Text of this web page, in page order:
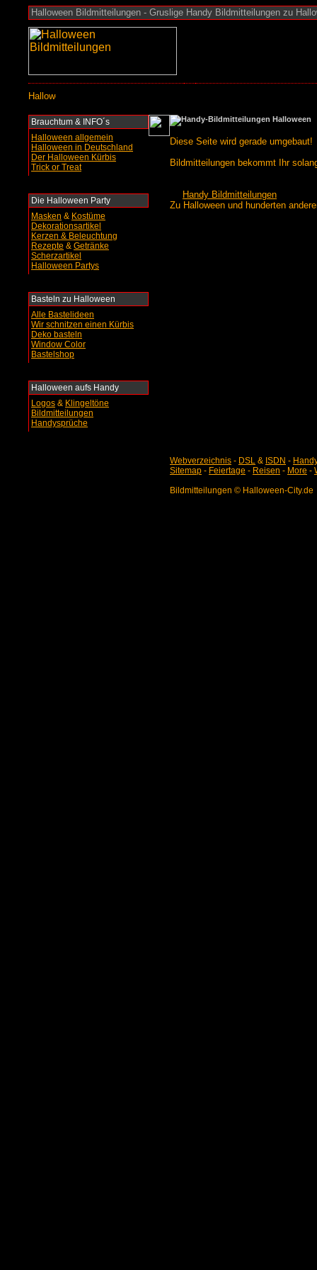
Halloween Bildmitteilungen - Gruslige Handy Bildmitteilungen zu
Brauchtum & INFO´s
Halloween allgemein
Halloween in Deutschland
Der Halloween Kürbis
Trick or Treat
Die Halloween Party
Masken & Kostüme
Dekorationsartikel
Kerzen & Beleuchtung
Rezepte & Getränke
Scherzartikel
Halloween Partys
Basteln zu Halloween
Alle Bastelideen
Wir schnitzen einen Kürbis
Deko basteln
Window Color
Bastelshop
Halloween aufs Handy
Logos & Klingeltöne
Bildmitteilungen
Handysprüche
Diese Seite wird gerade umgebaut!
Bildmitteilungen bekommt Ihr
Handy Bildmitteilungen
Zu Halloween und hunderten
Webverzeichnis - DSL & ISDN -
Sitemap - Feiertage - Reisen - More -
Bildmitteilungen © Halloween-City.de